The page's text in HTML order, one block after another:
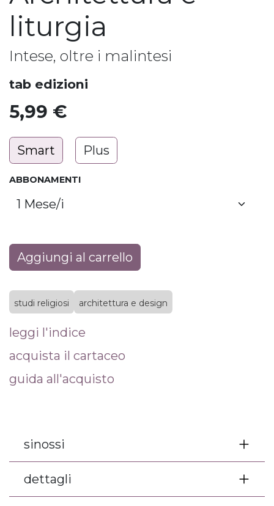
liturgia
Intese, oltre i malintesi
tab edizioni
5,99 €
Smart Plus
ABBONAMENTI
Aggiungi al carrello
studi religiosi architettura e design
leggi l'indice
acquista il cartaceo
guida all'acquisto
sinossi
dettagli